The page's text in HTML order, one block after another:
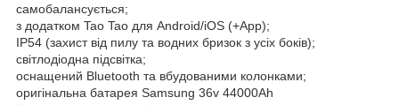
самобалансується;
з додатком Tao Tao для Android/iOS (+App);
IP54 (захист від пилу та водних бризок з усіх боків);
світлодіодна підсвітка;
оснащений Bluetooth та вбудованими колонками;
оригінальна батарея Samsung 36v 44000Ah